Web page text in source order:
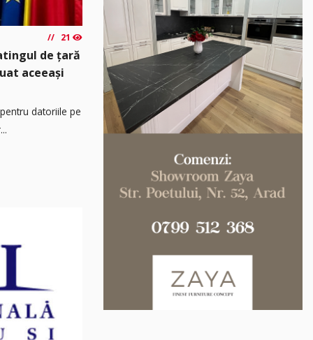
21
de țară
aceeași
datoriile pe